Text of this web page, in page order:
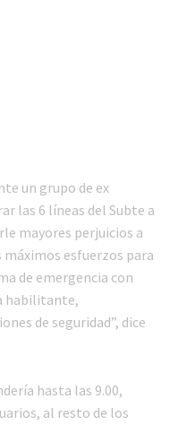
un grupo de ex
las 6 líneas del Subte a
mayores perjuicios a
máximos esfuerzos para
de emergencia con
habilitante,
de seguridad”, dice
hasta las 9.00,
al resto de los